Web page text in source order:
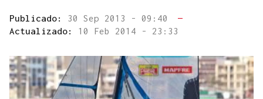
Publicado: 30 Sep 2013 - 09:40
—
Actualizado: 10 Feb 2014 - 23:33